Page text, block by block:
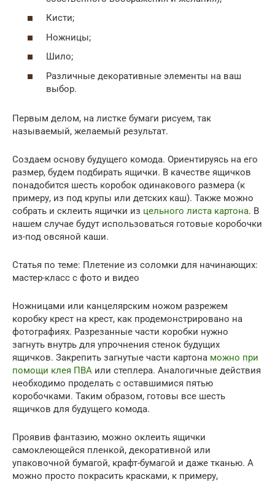
Кисти;
Ножницы;
Шило;
Различные декоративные элементы на ваш
выбор.
Первым делом, на листке бумаги рисуем, так
называемый, желаемый результат.
Создаем основу будущего комода. Ориентируясь на его
размер, будем подбирать ящички. В качестве ящичков
понадобится шесть коробок одинакового размера (к
примеру, из под крупы или детских каш). Также можно
собрать и склеить ящички из цельного листа картона. В
нашем случае будут использоваться готовые коробочки
из-под овсяной каши.
Статья по теме: Плетение из соломки для начинающих:
мастер-класс с фото и видео
Ножницами или канцелярским ножом разрежем
коробку крест на крест, как продемонстрировано на
фотографиях. Разрезанные части коробки нужно
загнуть внутрь для упрочнения стенок будущих
ящичков. Закрепить загнутые части картона можно при
помощи клея ПВА или степлера. Аналогичные действия
необходимо проделать с оставшимися пятью
коробочками. Таким образом, готовы все шесть
ящичков для будущего комода.
Проявив фантазию, можно оклеить ящички
самоклеющейся пленкой, декоративной или
упаковочной бумагой, крафт-бумагой и даже тканью. А
можно просто покрасить красками, к примеру,